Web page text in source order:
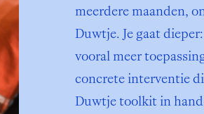
meerdere maanden,
Duwtje. Je gaat
vooral meer
concrete interventie
Duwtje toolkit in